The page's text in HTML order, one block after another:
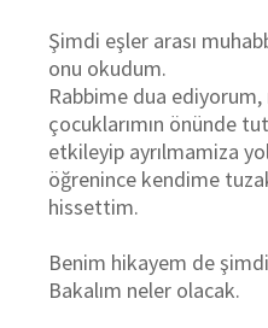
Şimdi eşler arası
onu okudum.
Rabbime dua
çocuklarımın önünde
etkileyip ayrılmamiza yol
öğrenince kendime
hissettim.
Benim hikayem de
Bakalım neler olacak.